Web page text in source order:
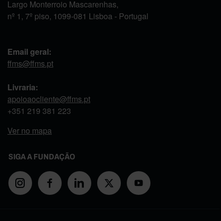
Largo Monterroio Mascarenhas,
nº 1, 7º piso, 1099-081 Lisboa - Portugal
Email geral:
ffms@ffms.pt
Livraria:
apoioaocliente@ffms.pt
+351 219 381 223
Ver no mapa
SIGA A FUNDAÇÃO